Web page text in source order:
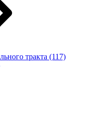
тракта (117)